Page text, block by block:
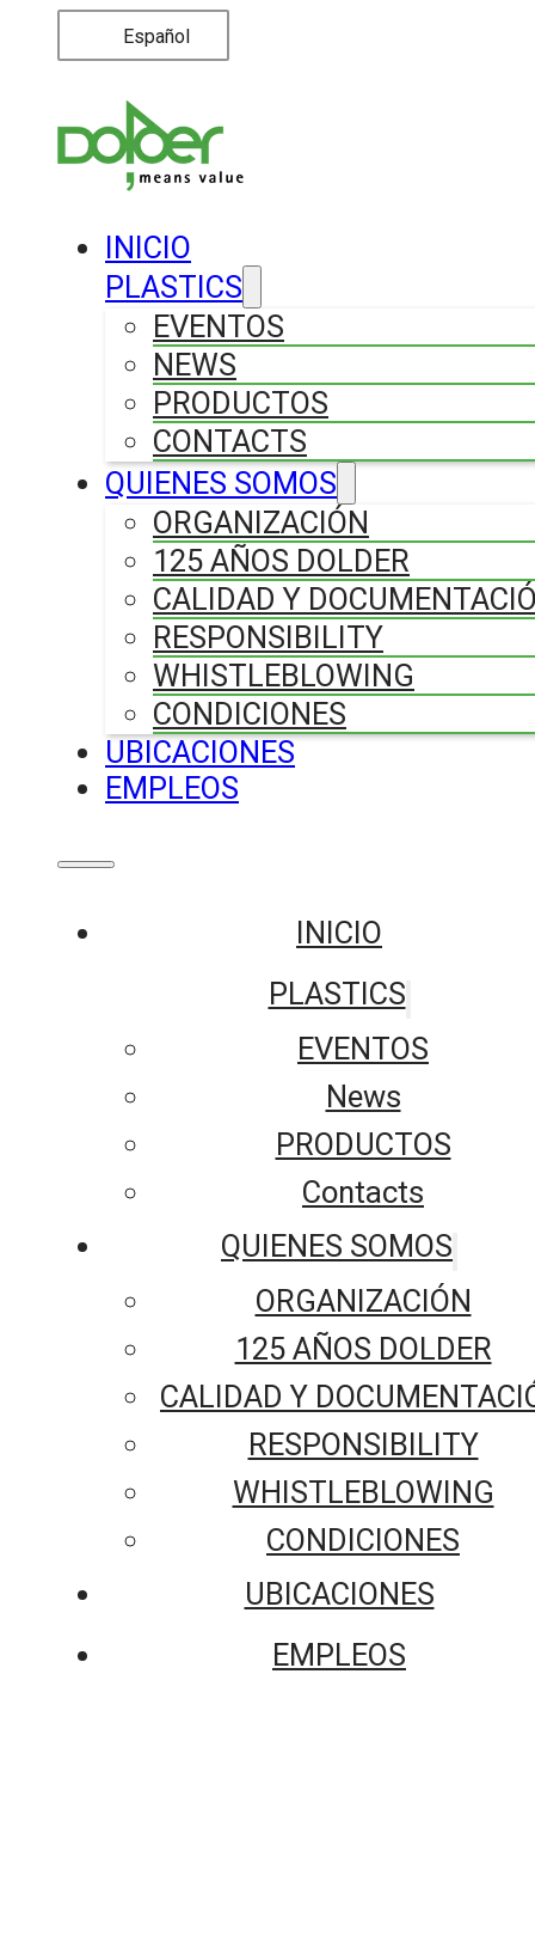
Español
INICIO
PLASTICS
EVENTOS
NEWS
PRODUCTOS
CONTACTS
QUIENES SOMOS
ORGANIZACIÓN
125 AÑOS DOLDER
CALIDAD Y
RESPONSIBILITY
WHISTLEBLOWING
CONDICIONES
UBICACIONES
EMPLEOS
INICIO
PLASTICS
EVENTOS
News
PRODUCTOS
Contacts
QUIENES SOMOS
ORGANIZACIÓN
125 AÑOS DOLDER
CALIDAD Y
RESPONSIBILITY
WHISTLEBLOWING
CONDICIONES
UBICACIONES
EMPLEOS